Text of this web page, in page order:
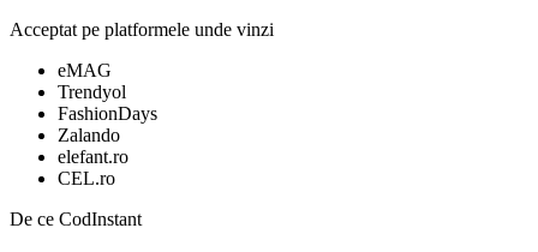
Acceptat pe platformele unde vinzi
eMAG
Trendyol
FashionDays
Zalando
elefant.ro
CEL.ro
De ce CodInstant